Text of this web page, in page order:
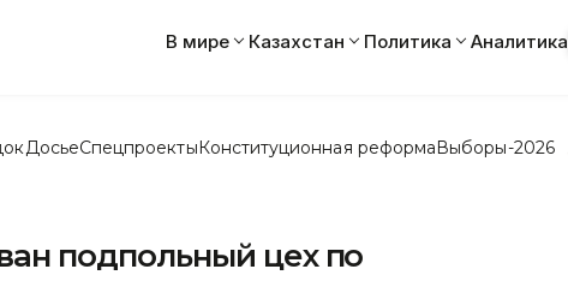
В мире Казахстан Политика Аналитика
ДосьеСпецпроектыКонституционная реформаВыборы-2026
подпольный цех по